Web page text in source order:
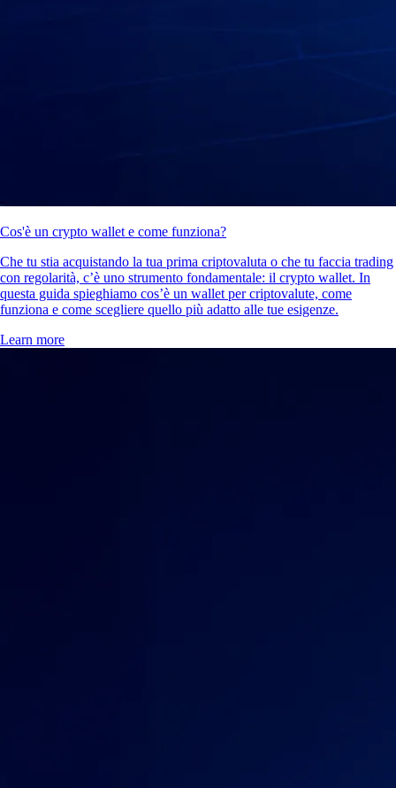
Cos'è un crypto wallet e come funziona?
Che tu stia acquistando la tua prima criptovaluta o che tu faccia trading
con regolarità, c’è uno strumento fondamentale: il crypto wallet. In
questa guida spieghiamo cos’è un wallet per criptovalute, come
funziona e come scegliere quello più adatto alle tue esigenze.
Learn more